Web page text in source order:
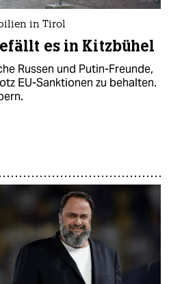
in Tirol
es in Kitzbühel
Russen und Putin-Freunde,
EU-Sanktionen zu behalten.